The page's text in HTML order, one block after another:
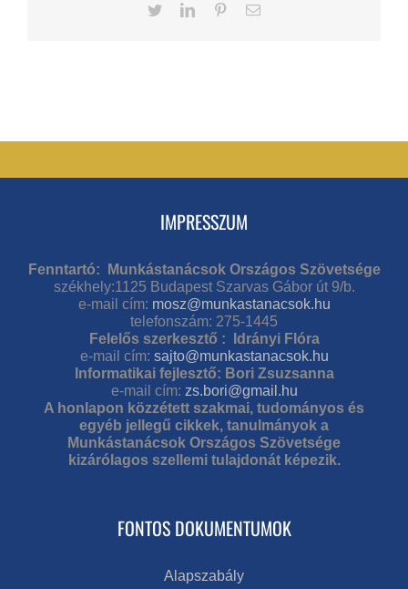
TwitterLinkedInPinterestEmail
IMPRESSZUM
Fenntartó: Munkástanácsok Országos Szövetsége
székhely:1125 Budapest Szarvas Gábor út 9/b.
e-mail cím: mosz@munkastanacsok.hu
telefonszám: 275-1445
Felelős szerkesztő : Idrányi Flóra
e-mail cím: sajto@munkastanacsok.hu
Informatikai fejlesztő: Bori Zsuzsanna
e-mail cím: zs.bori@gmail.hu
A honlapon közzétett szakmai, tudományos és
egyéb jellegű cikkek, tanulmányok a
Munkástanácsok Országos Szövetsége
kizárólagos szellemi tulajdonát képezik.
FONTOS DOKUMENTUMOK
Alapszabály